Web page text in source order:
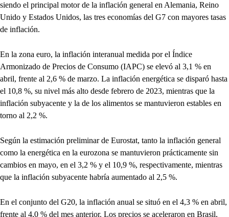
siendo el principal motor de la inflación general en Alemania, Reino
Unido y Estados Unidos, las tres economías del G7 con mayores tasas
de inflación.
En la zona euro, la inflación interanual medida por el Índice
Armonizado de Precios de Consumo (IAPC) se elevó al 3,1 % en
abril, frente al 2,6 % de marzo. La inflación energética se disparó hasta
el 10,8 %, su nivel más alto desde febrero de 2023, mientras que la
inflación subyacente y la de los alimentos se mantuvieron estables en
torno al 2,2 %.
Según la estimación preliminar de Eurostat, tanto la inflación general
como la energética en la eurozona se mantuvieron prácticamente sin
cambios en mayo, en el 3,2 % y el 10,9 %, respectivamente, mientras
que la inflación subyacente habría aumentado al 2,5 %.
En el conjunto del G20, la inflación anual se situó en el 4,3 % en abril,
frente al 4,0 % del mes anterior. Los precios se aceleraron en Brasil,